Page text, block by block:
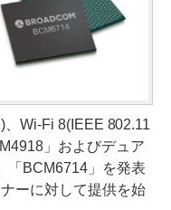
Wi-Fi 8(IEEE 802.11
」およびデュア
「BCM6714」を発表
ーに対して提供を始